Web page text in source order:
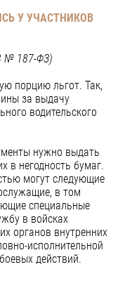
У УЧАСТНИКОВ
№ 187-ФЗ)
порцию льгот. Так,
за выдачу
водительского
нужно выдать
в негодность бумаг.
могут следующие
в том
специальные
в войсках
органов внутренних
исполнительной
действий.